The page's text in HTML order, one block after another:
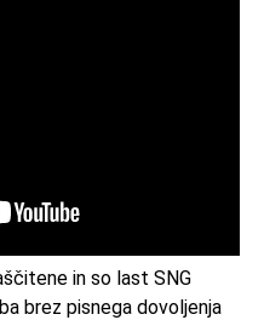
in so last SNG
brez pisnega dovoljenja